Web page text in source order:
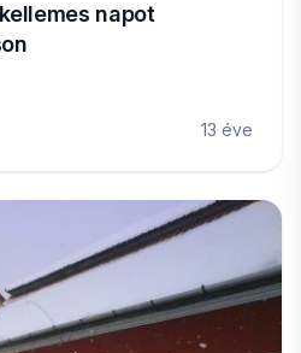
napot
13 éve